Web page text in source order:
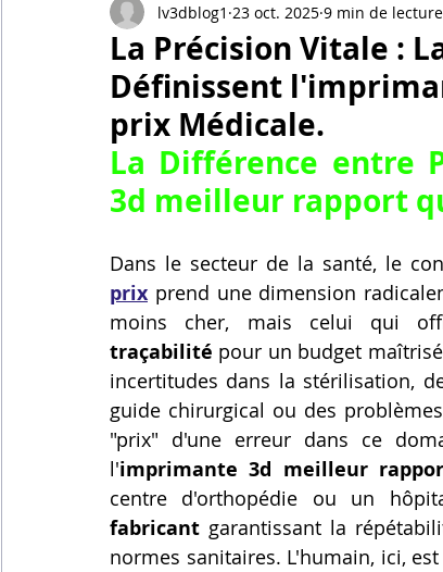
impression 3D à la demande Accessoires
ARTILLERY 3D Formation
certifiée QUALIOPI Refaire une piece en 3D
Creality Hi combo Artillery M1 Pro
Vidéos sur l'impression 3D, Artillery M1 pro
Formation impresssion 3D formation CPF
La Précision Vitale :
Définissent
prix Médicale.
lv3dblog1 23 oct. 2025 9 min de lecture
La Différence entre
3d meilleur rapport
Dans le secteur de la santé, le
prix prend une dimension
moins cher, mais celui qui
traçabilité pour un budget
incertitudes dans la stérilisation,
guide chirurgical ou des
"prix" d'une erreur dans ce
l'imprimante 3d meilleur
centre d'orthopédie ou un
fabricant garantissant la